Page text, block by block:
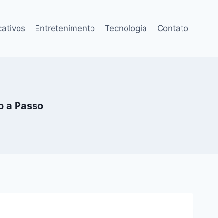
Entretenimento Tecnologia Contato
a Passo